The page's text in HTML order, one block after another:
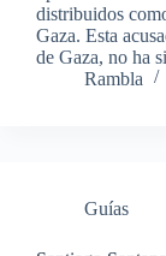
distribuidos
Gaza. Esta
de Gaza, no ha
Rambla
Guías